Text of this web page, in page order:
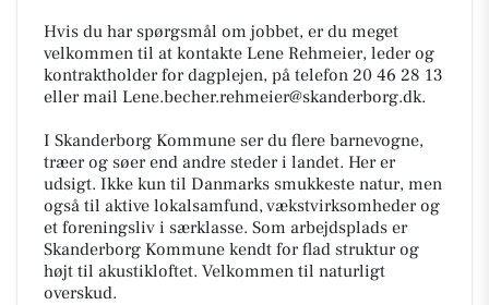
Hvis du har spørgsmål om jobbet, er du meget
velkommen til at kontakte Lene Rehmeier, leder og
kontraktholder for dagplejen, på telefon 20 46 28 13
eller mail Lene.becher.rehmeier@skanderborg.dk.
I Skanderborg Kommune ser du flere barnevogne,
træer og søer end andre steder i landet. Her er
udsigt. Ikke kun til Danmarks smukkeste natur, men
også til aktive lokalsamfund, vækstvirksomheder og
et foreningsliv i særklasse. Som arbejdsplads er
Skanderborg Kommune kendt for flad struktur og
højt til akustikloftet. Velkommen til naturligt
overskud.